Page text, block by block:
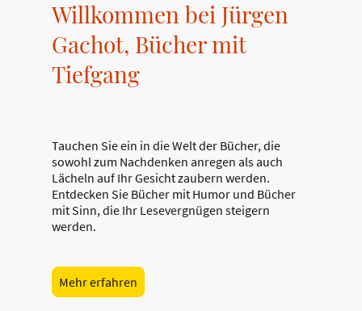
Willkommen bei Jürgen
Gachot, Bücher mit
Tiefgang
Tauchen Sie ein in die Welt der Bücher, die
sowohl zum Nachdenken anregen als auch
Lächeln auf Ihr Gesicht zaubern werden.
Entdecken Sie Bücher mit Humor und Bücher
mit Sinn, die Ihr Lesevergnügen steigern
werden.
Mehr erfahren